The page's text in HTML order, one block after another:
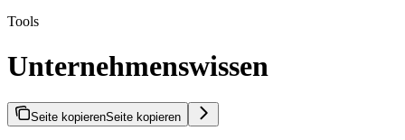
Tools
Unternehmenswissen
Seite kopierenSeite kopieren